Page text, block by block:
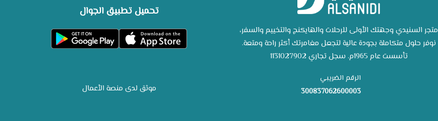
متجر السنيدي وجهتك الأولى للرحلات والهايكنج والتخييم والسفر،
نوفر حلول متكاملة بجودة عالية لتجعل مغامرتك أكثر راحة ومتعة.
تأسست عام 1965م. سجل تجاري 1131027902
الرقم الضريبي
300837062600003
تحميل تطبيق الجوال
موثق لدى منصة الأعمال